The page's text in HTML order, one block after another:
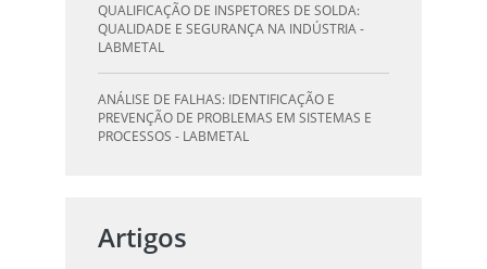
QUALIFICAÇÃO DE INSPETORES DE SOLDA:
QUALIDADE E SEGURANÇA NA INDÚSTRIA -
LABMETAL
ANÁLISE DE FALHAS: IDENTIFICAÇÃO E
PREVENÇÃO DE PROBLEMAS EM SISTEMAS E
PROCESSOS - LABMETAL
QUALIFICAÇÃO DE SOLDADORES: PILAR DO
Artigos